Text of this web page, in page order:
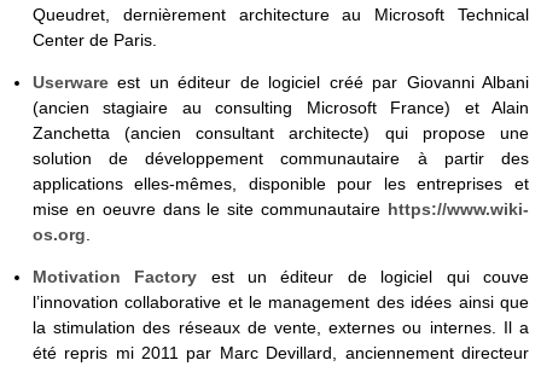
Queudret, dernièrement architecture au Microsoft Technical
Center de Paris.
Userwareest un éditeur de logiciel créé par Giovanni Albani
(ancien stagiaire au consulting Microsoft France) et Alain
Zanchetta (ancien consul­tant architecte) qui propose une
solution de développement communautaire à partir des
applications elles-mêmes, disponible pour les entreprises et
mise en oeuvre dans le site communautaire https://www.wiki-
os.org
Motivation Factory est un éditeur de logiciel qui couve
l’innovation collaborative et le management des idées ainsi que
la stimulation des réseaux de vente, externes ou internes. Il a
été repris mi 2011 par Marc Devillard, anciennement directeur